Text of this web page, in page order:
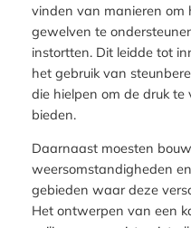
vinden van manieren
gewelven te
instortten. Dit leidde tot
het gebruik van
die hielpen om de druk
bieden.
Daarnaast moesten
weersomstandigheden
gebieden waar deze
Het ontwerpen van een